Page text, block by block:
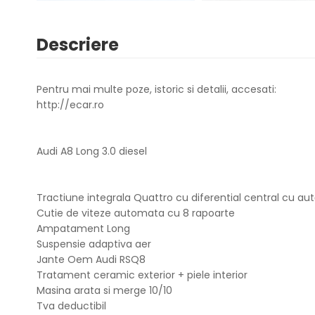
Descriere
Pentru mai multe poze, istoric si detalii, accesati:
http://ecar.ro
Audi A8 Long 3.0 diesel
Tractiune integrala Quattro cu diferential central cu
Cutie de viteze automata cu 8 rapoarte
Ampatament Long
Suspensie adaptiva aer
Jante Oem Audi RSQ8
Tratament ceramic exterior + piele interior
Masina arata si merge 10/10
Tva deductibil